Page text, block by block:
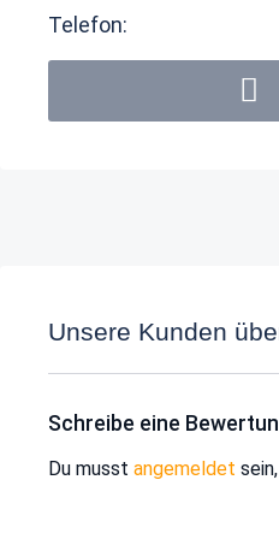
Telefon:
Unsere Kunden
Schreibe eine
Du musst angemeldet